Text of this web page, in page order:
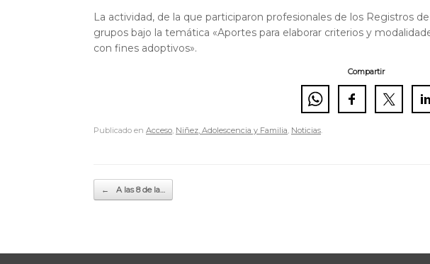
La actividad, de la que participaron profesionales de los Registros
grupos bajo la temática «Aportes para elaborar criterios y
con fines adoptivos».
Compartir
Publicado en Acceso, Niñez, Adolescencia y Familia, Noticias.
Navegador de artículos
← A las 8 de la…